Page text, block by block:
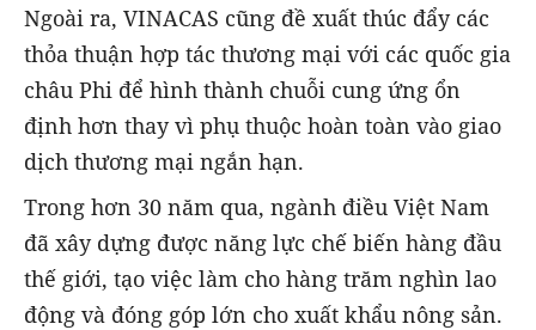
Ngoài ra, VINACAS cũng đề xuất thúc đẩy các
thỏa thuận hợp tác thương mại với các quốc gia
châu Phi để hình thành chuỗi cung ứng ổn
định hơn thay vì phụ thuộc hoàn toàn vào giao
dịch thương mại ngắn hạn.
Trong hơn 30 năm qua, ngành điều Việt Nam
đã xây dựng được năng lực chế biến hàng đầu
thế giới, tạo việc làm cho hàng trăm nghìn lao
động và đóng góp lớn cho xuất khẩu nông sản.